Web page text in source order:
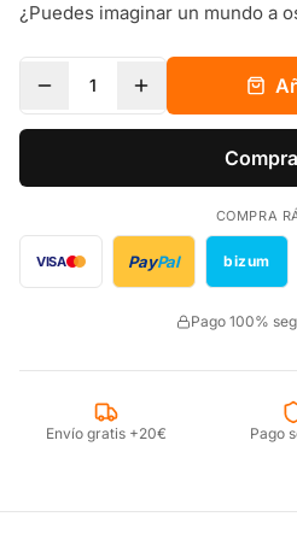
¿Puedes imaginar un mundo a
1
COMPRA
VISA PayPal bizum
Pago 100%
Envío gratis +20€ Pago